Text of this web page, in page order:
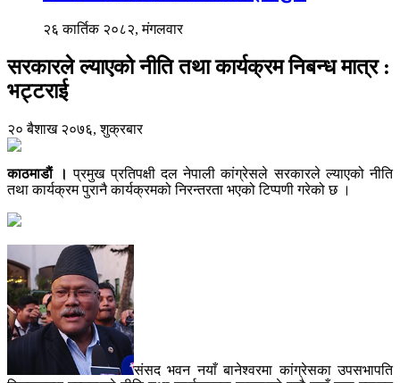
२६ कार्तिक २०८२, मंगलवार
सरकारले ल्याएको नीति तथा कार्यक्रम निबन्ध मात्र :
भट्टराई
२० बैशाख २०७६, शुक्रबार
काठमाडाैं । प्रमुख प्रतिपक्षी दल नेपाली कांग्रेसले सरकारले ल्याएको नीति
तथा कार्यक्रम पुरानै कार्यक्रमको निरन्तरता भएको टिप्पणी गरेको छ ।
संसद भवन नयाँ बानेश्वरमा कांग्रेसका उपसभापति